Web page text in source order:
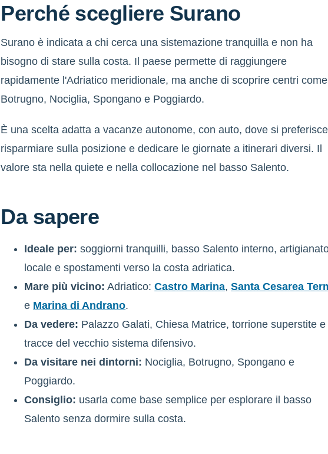
Perché scegliere Surano
Surano è indicata a chi cerca una sistemazione tranquilla e non ha
bisogno di stare sulla costa. Il paese permette di raggiungere
rapidamente l'Adriatico meridionale, ma anche di scoprire centri come
Botrugno, Nociglia, Spongano e Poggiardo.
È una scelta adatta a vacanze autonome, con auto, dove si preferisce
risparmiare sulla posizione e dedicare le giornate a itinerari diversi. Il
valore sta nella quiete e nella collocazione nel basso Salento.
Da sapere
Ideale per: soggiorni tranquilli, basso Salento interno,
locale e spostamenti verso la costa adriatica.
Mare più vicino: Adriatico:Castro Marina,Santa Cesarea
e Marina di Andrano.
Da vedere: Palazzo Galati, Chiesa Matrice, torrione superstite e
tracce del vecchio sistema difensivo.
Da visitare nei dintorni: Nociglia, Botrugno, Spongano e
Poggiardo.
Consiglio: usarla come base semplice per esplorare il basso
Salento senza dormire sulla costa.